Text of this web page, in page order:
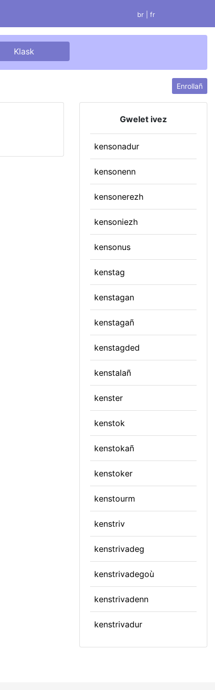
br | fr
Enrollañ
Gwelet ivez
kensonadur
kensonenn
kensonerezh
kensoniezh
kensonus
kenstag
kenstagan
kenstagañ
kenstagded
kenstalañ
kenster
kenstok
kenstokañ
kenstoker
kenstourm
kenstriv
kenstrivadeg
kenstrivadegoù
kenstrivadenn
kenstrivadur